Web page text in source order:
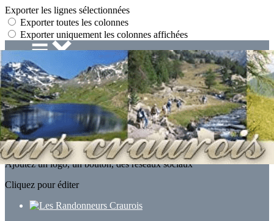
Exporter les lignes sélectionnées
Exporter toutes les colonnes
Exporter uniquement les colonnes affichées
Menu
<
>
Accueil
Notre offre
Contact
Actualités
Partenaires
Ajoutez un logo, un bouton, des réseaux sociaux
Cliquez pour éditer